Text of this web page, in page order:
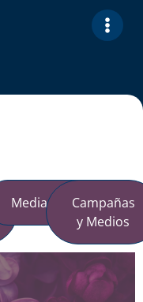
MediacionesCampañas
y Medios